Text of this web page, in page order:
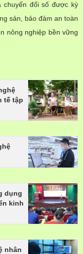
chuyển đổi số được kỳ
sản, bảo đảm an toàn
nông nghiệp bền vững
tế tập
dụng
kinh
nhân